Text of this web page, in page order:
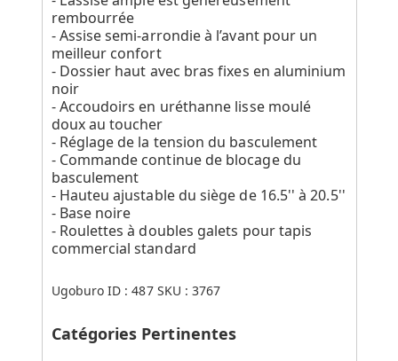
rembourrée
- Assise semi-arrondie à l’avant pour un
meilleur confort
- Dossier haut avec bras fixes en aluminium
noir
- Accoudoirs en uréthanne lisse moulé
doux au toucher
- Réglage de la tension du basculement
- Commande continue de blocage du
basculement
- Hauteu ajustable du siège de 16.5'' à 20.5''
- Base noire
- Roulettes à doubles galets pour tapis
commercial standard
Ugoburo ID :487 SKU :3767
Catégories Pertinentes